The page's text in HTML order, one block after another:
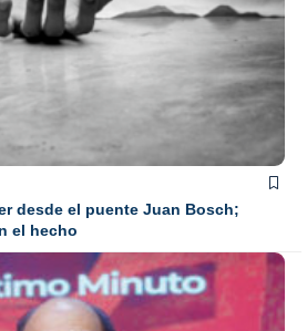
desde el puente Juan Bosch;
el hecho